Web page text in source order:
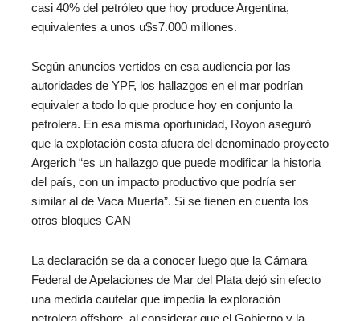
casi 40% del petróleo que hoy produce Argentina,
equivalentes a unos u$s7.000 millones.
Según anuncios vertidos en esa audiencia por las
autoridades de YPF, los hallazgos en el mar podrían
equivaler a todo lo que produce hoy en conjunto la
petrolera. En esa misma oportunidad, Royon aseguró
que la explotación costa afuera del denominado proyecto
Argerich “es un hallazgo que puede modificar la historia
del país, con un impacto productivo que podría ser
similar al de Vaca Muerta”. Si se tienen en cuenta los
otros bloques CAN
La declaración se da a conocer luego que la Cámara
Federal de Apelaciones de Mar del Plata dejó sin efecto
una medida cautelar que impedía la exploración